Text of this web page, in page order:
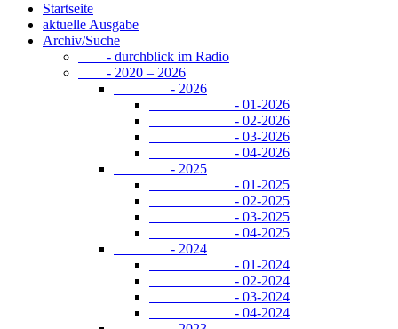
Startseite
aktuelle Ausgabe
Archiv/Suche
- durchblick im Radio
- 2020 – 2026
- 2026
- 01-2026
- 02-2026
- 03-2026
- 04-2026
- 2025
- 01-2025
- 02-2025
- 03-2025
- 04-2025
- 2024
- 01-2024
- 02-2024
- 03-2024
- 04-2024